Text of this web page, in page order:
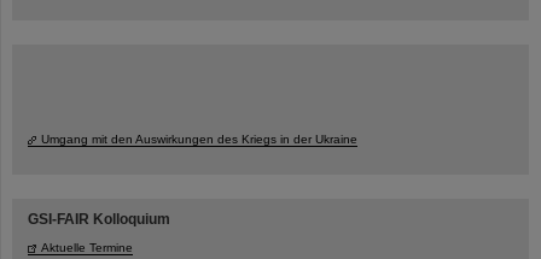
Umgang mit den Auswirkungen des Kriegs in der Ukraine
GSI-FAIR Kolloquium
Aktuelle Termine